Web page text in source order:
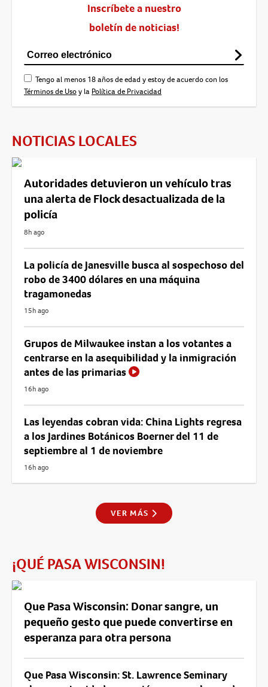
Inscríbete a nuestro
boletín de noticias!
Tengo al menos 18 años de edad y estoy de acuerdo con los
Términos de Usoy la Política de Privacidad
NOTICIAS LOCALES
Autoridades detuvieron un vehículo tras
una alerta de Flock desactualizada de la
policía
8h ago
La policía de Janesville busca al sospechoso del
robo de 3400 dólares en una máquina
tragamonedas
15h ago
Grupos de Milwaukee instan a los votantes a
centrarse en la asequibilidad y la inmigración
antes de las primarias
16h ago
Las leyendas cobran vida: China Lights regresa
a los Jardines Botánicos Boerner del 11 de
septiembre al 1 de noviembre
16h ago
VER MÁS
¡QUÉ PASA WISCONSIN!
Que Pasa Wisconsin: Donar sangre, un
pequeño gesto que puede convertirse en
esperanza para otra persona
Que Pasa Wisconsin: St. Lawrence Seminary